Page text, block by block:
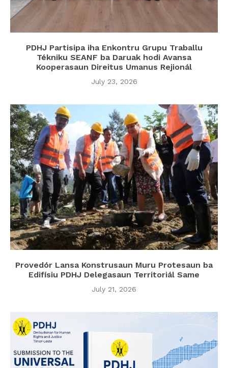
PDHJ Partisipa iha Enkontru Grupu Traballu
Tékniku SEANF ba Daruak hodi Avansa
Kooperasaun Direitus Umanus Rejionál
July 23, 2026
Provedór Lansa Konstrusaun Muru Protesaun ba
Edifísiu PDHJ Delegasaun Territoriál Same
July 21, 2026